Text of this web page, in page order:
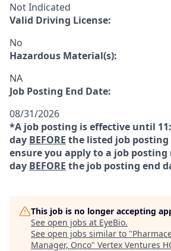
Not Indicated
Valid Driving License:
No
Hazardous Material(s):
NA
Job Posting End Date:
08/31/2026
*A job posting is effective until
day BEFORE the listed job posting
ensure you apply to a job
day BEFORE the job posting end
This job is no longer accepting
See open jobs at EyeBio.
See open jobs similar to "
Manager, Onco" Vertex Ventures